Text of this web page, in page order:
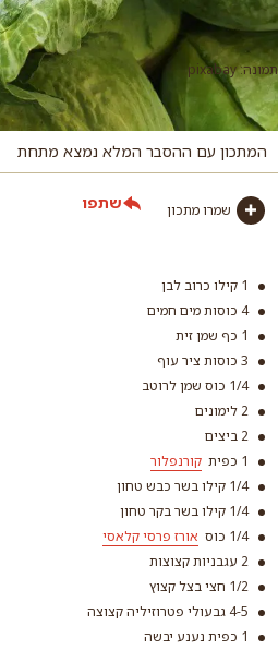
תמונה: pixabay
המתכון עם ההסבר המלא נמצא מתחת
שמרו מתכון שתפו
1 קילו כרוב לבן
4 כוסות מים חמים
1 כף שמן זית
3 כוסות ציר עוף
1/4 כוס שמן לרוטב
2 לימונים
2 ביצים
1 כפית
קורנפלור
קורנפלור
1/4 קילו בשר כבש טחון
1/4 קילו בשר בקר טחון
1/4 כוס
אורז פרסי קלאסי
2 עגבניות קצוצות
1/2 חצי בצל קצוץ
4-5 גבעולי פטרוזיליה קצוצה
1 כפית נענע יבשה